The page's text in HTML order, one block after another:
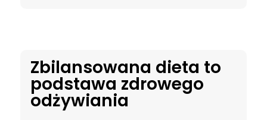
Zbilansowana dieta to
podstawa zdrowego
odżywiania